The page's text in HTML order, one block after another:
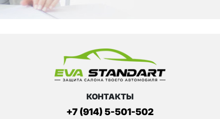
КОНТАКТЫ
+7 (914) 5-501-502